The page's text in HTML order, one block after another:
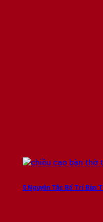
5 Nguyên Tắc Bố Trí Bàn